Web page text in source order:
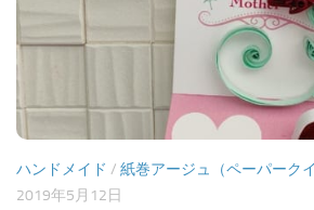
ハンドメイド / 紙巻アージュ（ペーパーク
2019年5月12日